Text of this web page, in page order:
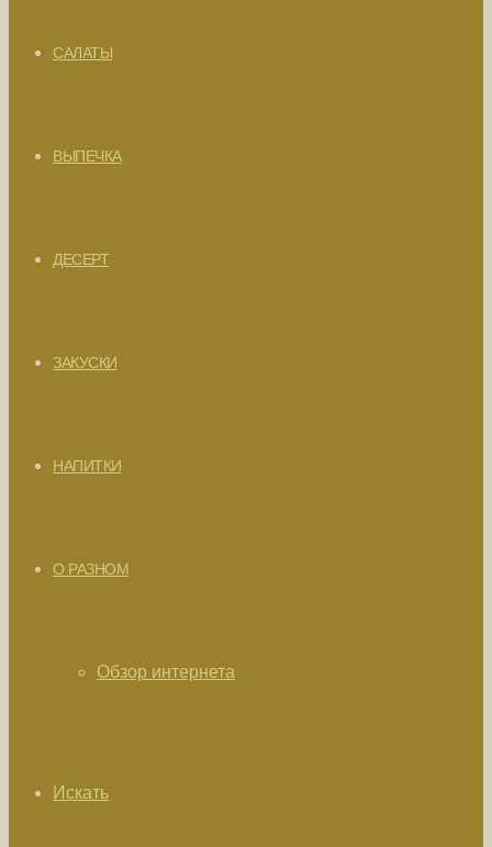
САЛАТЫ
ВЫПЕЧКА
ДЕСЕРТ
ЗАКУСКИ
НАПИТКИ
О РАЗНОМ
Обзор интернета
Искать